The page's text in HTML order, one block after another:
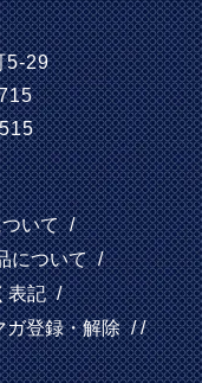
5-29
いて /
について /
表記 /
ガ登録・解除 / /